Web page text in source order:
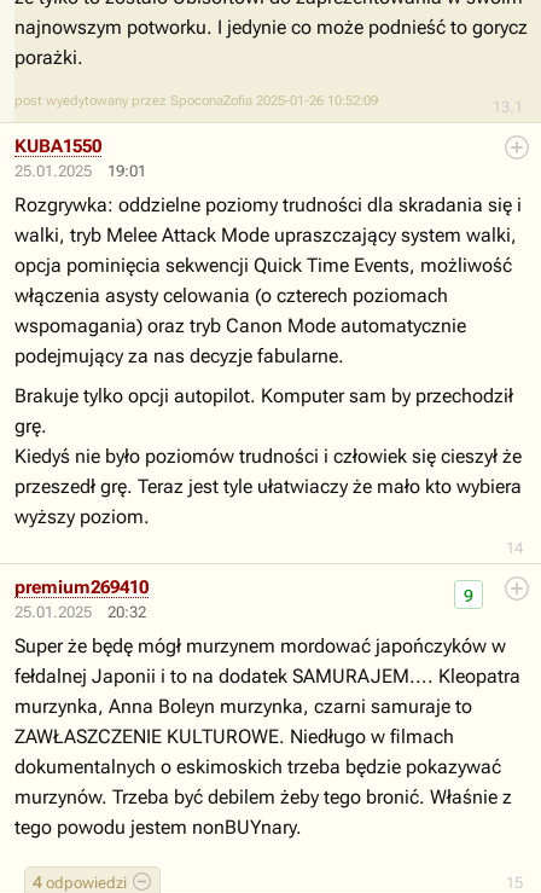
13.1
najnowszym potworku. I jedynie co może podnieść to gorycz
porażki.
post wyedytowany przez SpoconaZofia 2025-01-26 10:52:09
25.01.2025 19:01
14
KUBA1550
Rozgrywka: oddzielne poziomy trudności dla skradania się i
walki, tryb Melee Attack Mode upraszczający system walki,
opcja pominięcia sekwencji Quick Time Events, możliwość
włączenia asysty celowania (o czterech poziomach
wspomagania) oraz tryb Canon Mode automatycznie
podejmujący za nas decyzje fabularne.
Brakuje tylko opcji autopilot. Komputer sam by przechodził
grę.
Kiedyś nie było poziomów trudności i człowiek się cieszył że
przeszedł grę. Teraz jest tyle ułatwiaczy że mało kto wybiera
wyższy poziom.
25.01.2025 20:32
15
9
4 odpowiedzi
premium269410
Super że będę mógł murzynem mordować japończyków w
fełdalnej Japonii i to na dodatek SAMURAJEM.... Kleopatra
murzynka, Anna Boleyn murzynka, czarni samuraje to
ZAWŁASZCZENIE KULTUROWE. Niedługo w filmach
dokumentalnych o eskimoskich trzeba będzie pokazywać
murzynów. Trzeba być debilem żeby tego bronić. Właśnie z
tego powodu jestem nonBUYnary.